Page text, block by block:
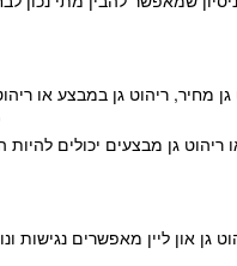
גן מחיר, ריהוט גן במבצע או
ריהוט גן מבצעים יכולים
גן און ליין מאפשרים